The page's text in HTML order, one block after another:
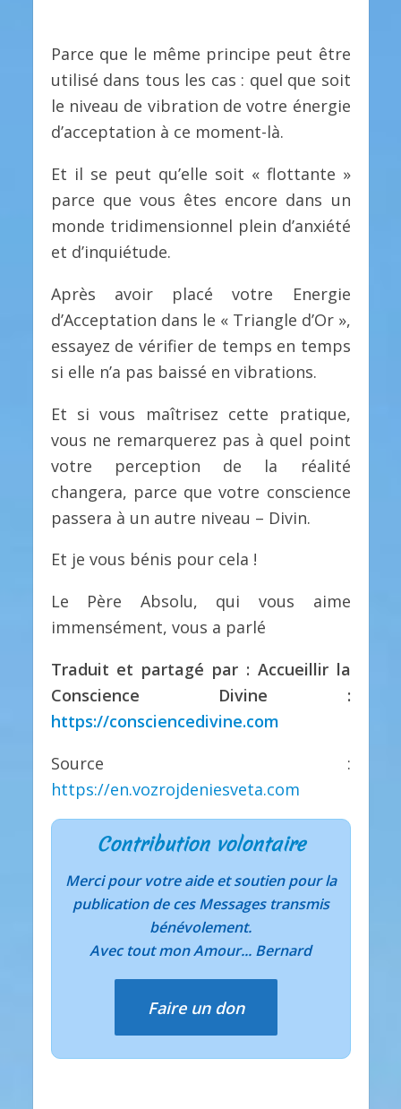
Parce que le même principe peut être
utilisé dans tous les cas : quel que soit
le niveau de vibration de votre énergie
d’acceptation à ce moment-là.
Et il se peut qu’elle soit « flottante »
parce que vous êtes encore dans un
monde tridimensionnel plein d’anxiété
et d’inquiétude.
Après avoir placé votre Energie
d’Acceptation dans le « Triangle d’Or »,
essayez de vérifier de temps en temps
si elle n’a pas baissé en vibrations.
Et si vous maîtrisez cette pratique,
vous ne remarquerez pas à quel point
votre perception de la réalité
changera, parce que votre conscience
passera à un autre niveau – Divin.
Et je vous bénis pour cela !
Le Père Absolu, qui vous aime
immensément, vous a parlé
Traduit et partagé par : Accueillir la
Conscience Divine :
https://consciencedivine.com
Source :
https://en.vozrojdeniesveta.com
Contribution volontaire
Merci pour votre aide et soutien pour la
publication de ces Messages transmis
bénévolement.
Avec tout mon Amour... Bernard
Faire un don